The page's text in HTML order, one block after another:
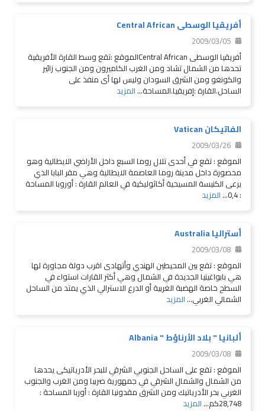
أفريقيا الوسطى Central African
2009/03/05
أفريقيا الوسطى Central Africanالموقع :تقع وسط القارة الأفريقية
تحدها من الشمال تشاد ومن الغرب الكاميرون ومن الجنوب زائير
والكونغو ومن الشرق السودان وليس لها أى منفذ على
الساحل.القارة :إفريقيا.المساحة...المزيد
الفاتيكان Vatican
2009/03/26
الموقع : تقع في أحدى تلال روما السبع داخل الأراضي الايطالية وهو
محصورة داخل مدينة روما العاصمة الايطالية وهي مقر البابا الذي
يرعى الكنيسة المسيحية أكاثوليكية في العالم القارة : أوروبا المساحة
: 0,4... المزيد
أستراليا Australia
2009/03/08
الموقع : تقع بين المحيطين الهندي وأتهادى اقرب دولة مجاورة لها
هي بابواغينيا الجديدة في الشمال وهي أكثر القارات استواء في
السطح خاصة الهضبة الغربية أو الدرع الاسترالي الذي يمتد من الساحل
الشمالي الغربي...المزيد
ألبانيا " بلاد الأرناؤط " Albania
2009/03/08
الموقع : تقع على الساحل الجنوبي الشرقي للبحر الأدرياتيكى يحدها
من الشمال والشمال الشرقي في جمهورية صربيا ومن الغرب والجنوب
الغربي بحر الأدرياتيك ومن الشرق مقدونيا القارة : أوربا المساحة :
28,748كم... المزيد